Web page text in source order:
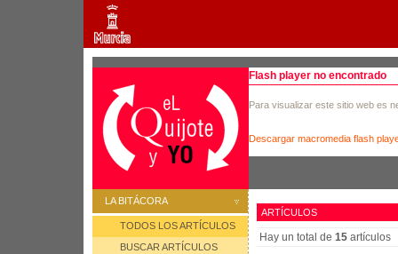
Flash player no encontrado
Para visualizar este sitio web es
Descargar macromedia flash
LA BITÁCORA
TODOS LOS ARTÍCULOS
BUSCAR ARTÍCULOS
ARTÍCULOS
Hay un total de 15 artículos